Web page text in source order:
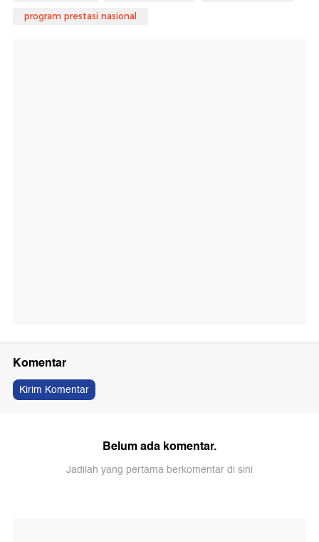
program prestasi nasional
Komentar
Kirim Komentar
Belum ada komentar.
Jadilah yang pertama berkomentar di sini